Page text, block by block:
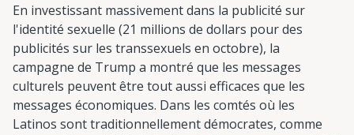
En investissant massivement dans la publicité sur
l'identité sexuelle (21 millions de dollars pour des
publicités sur les transsexuels en octobre), la
campagne de Trump a montré que les messages
culturels peuvent être tout aussi efficaces que les
messages économiques. Dans les comtés où les
Latinos sont traditionnellement démocrates, comme